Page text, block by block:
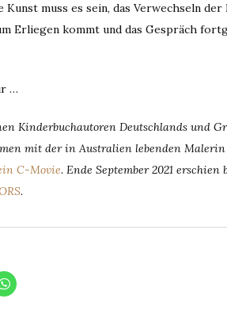
Kunst muss es sein, das Verwechseln
Erliegen kommt und das Gespräch
…
Kinderbuchautoren Deutschlands und
mit der in Australien lebenden Malerin
C-Movie. Ende September 2021
.